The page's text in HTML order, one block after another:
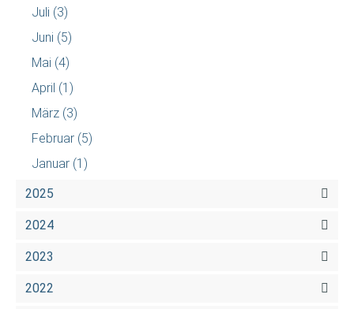
Juli (3)
Juni (5)
Mai (4)
April (1)
März (3)
Februar (5)
Januar (1)
2025
2024
2023
2022